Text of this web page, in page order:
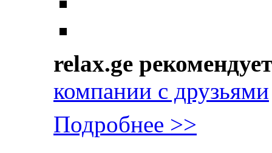
relax.ge рекомендует
компании с друзьями
Подробнее >>